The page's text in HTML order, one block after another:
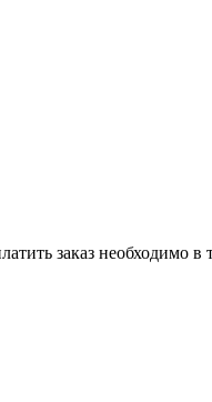
заказ необходимо в